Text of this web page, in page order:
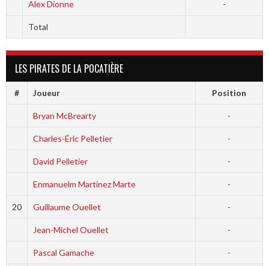
Alex Dionne -
Total
LES PIRATES DE LA POCATIÈRE
# Joueur Position
Bryan McBrearty -
Charles-Éric Pelletier -
David Pelletier -
Enmanuelm Martinez Marte -
20 Guillaume Ouellet -
Jean-Michel Ouellet -
Pascal Gamache -